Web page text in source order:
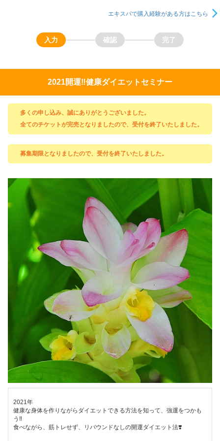
エキスパで購入経験がある方はこちら
2021開運‼️健康ダイエットセミナー
多くの申し込み、誠にありがとうございました。
全てのチケットが完売となりましたので、受付を終了いたしました。
募集期限となりましたので、受付を終了いたしました。
2021年
健康な身体を作りながらダイエットできる方法を知って、強運をつかも
う‼️
食べながら、筋トレせず、リバウンドなしの開運ダイエット法❣️